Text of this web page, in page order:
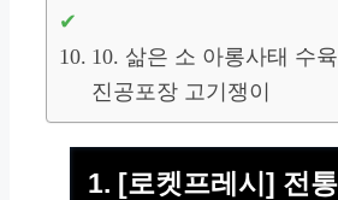
10. 삶은 소 아롱사태 수
진공포장 고기쟁이
1. [로켓프레시] 전